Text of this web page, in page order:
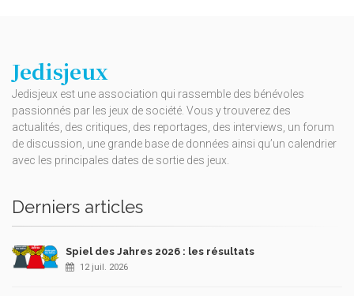
Jedisjeux
Jedisjeux est une association qui rassemble des bénévoles
passionnés par les jeux de société. Vous y trouverez des
actualités, des critiques, des reportages, des interviews, un forum
de discussion, une grande base de données ainsi qu’un calendrier
avec les principales dates de sortie des jeux.
Derniers articles
Spiel des Jahres 2026 : les résultats
12 juil. 2026